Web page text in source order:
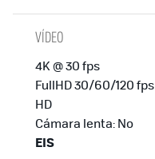
VÍDEO
4K @ 30 fps
FullHD 30/60/120 fps
HD
Cámara lenta: No
EIS